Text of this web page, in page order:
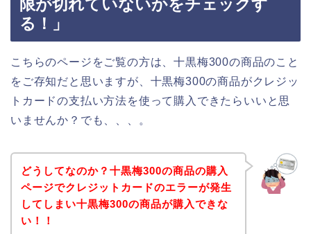
限が切れていないかをチェックす
る！」
こちらのページをご覧の方は、十黒梅300の商品のこと
をご存知だと思いますが、十黒梅300の商品がクレジッ
トカードの支払い方法を使って購入できたらいいと思
いませんか？でも、、、。
どうしてなのか？十黒梅300の商品の購入
ページでクレジットカードのエラーが発生
してしまい十黒梅300の商品が購入できな
い！！